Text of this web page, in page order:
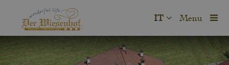
Menu
IT